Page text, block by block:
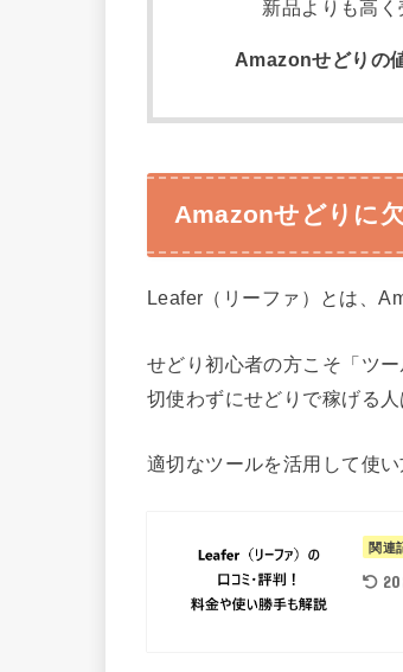
新品よりも高
Amazonせどりの
Amazonせどりに
Leafer（リーファ）とは、
せどり初心者の方こそ「ツ
切使わずにせどりで稼げる
適切なツールを活用して使
関連